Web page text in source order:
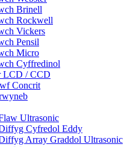
Brinell
Rockwell
Vickers
Pensil
Micro
Cyffredinol
LCD / CCD
Concrit
Ultrasonic
Cyfredol Eddy
Array Graddol Ultrasonic